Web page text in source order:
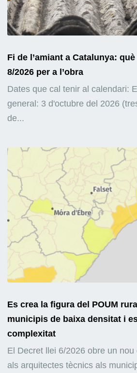
Fi de l’amiant a Catalunya:
8/2026 per a l’obra
Dates que cal tenir al calendari:
general: 3 d'octubre del 2026
de...
Es crea la figura del POUM
municipis de baixa densitat i
complexitat
El Decret llei 6/2026 obre un
als arquitectes tècnics als